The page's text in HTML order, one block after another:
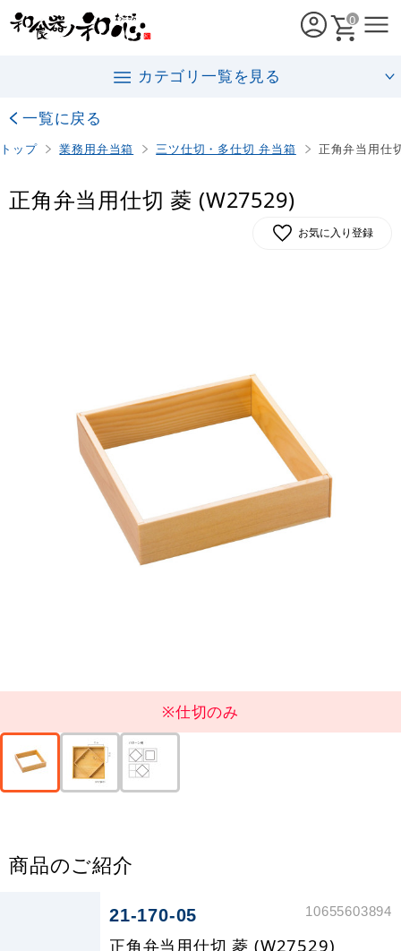
0
カテゴリ一覧を見る
一覧に戻る
トップ 業務用弁当箱 三ツ仕切・多仕切 弁当箱 正角弁当用仕
正角弁当用仕切 菱 (W27529)
お気に入り登録
※仕切のみ
商品のご紹介
21-170-05 10655603894
正角弁当用仕切 菱 (W27529)